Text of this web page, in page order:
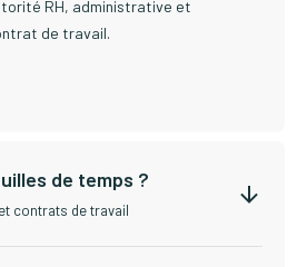
RH, administrative et
de travail.
de temps ?
contrats de travail